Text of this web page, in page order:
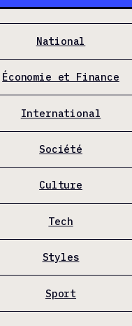
National
Économie et Finance
International
Société
Culture
Tech
Styles
Sport